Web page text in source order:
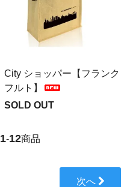
City ショッパー【フランク
フルト】
SOLD OUT
1-12商品
次へ